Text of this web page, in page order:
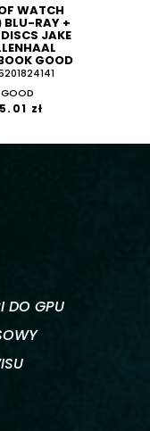
WATCH
BLU-RAY +
JAKE
GOOD
GOOD
zł
DO GPU